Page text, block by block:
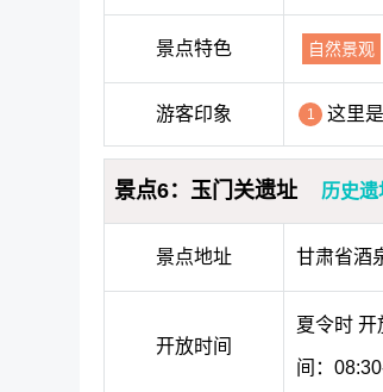
景点特色 自然景观
游客印象 1 这里
景点6：玉门关遗址 历史遗
景点地址 甘肃省酒
开放时间
夏令时
间：